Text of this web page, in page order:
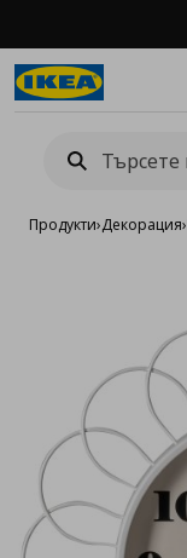
Продукти›Декорация›